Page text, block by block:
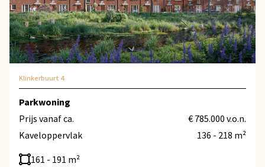
Klinkerbuurt 4
Parkwoning
Prijs vanaf ca.
€ 785.000 v.o.n.
Kaveloppervlak
136 - 218 m²
161 - 191 m²